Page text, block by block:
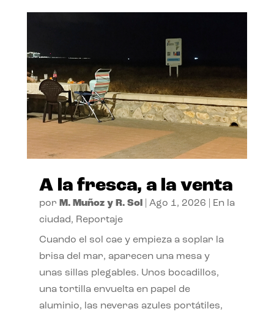
A la fresca, a la venta
por M. Muñoz y R. Sol| Ago 1, 2026
En la
ciudad, Reportaje
Cuando el sol cae y empieza a soplar la
brisa del mar, aparecen una mesa y
unas sillas plegables. Unos bocadillos,
una tortilla envuelta en papel de
aluminio, las neveras azules portátiles,